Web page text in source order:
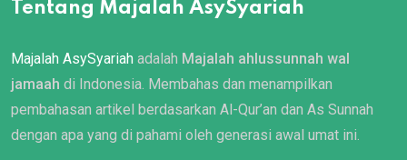
Tentang Majalah AsySyariah
Majalah AsySyariah adalah Majalah ahlussunnah wal
jamaah di Indonesia. Membahas dan menampilkan
pembahasan artikel berdasarkan Al-Qur’an dan As Sunnah
dengan apa yang di pahami oleh generasi awal umat ini.